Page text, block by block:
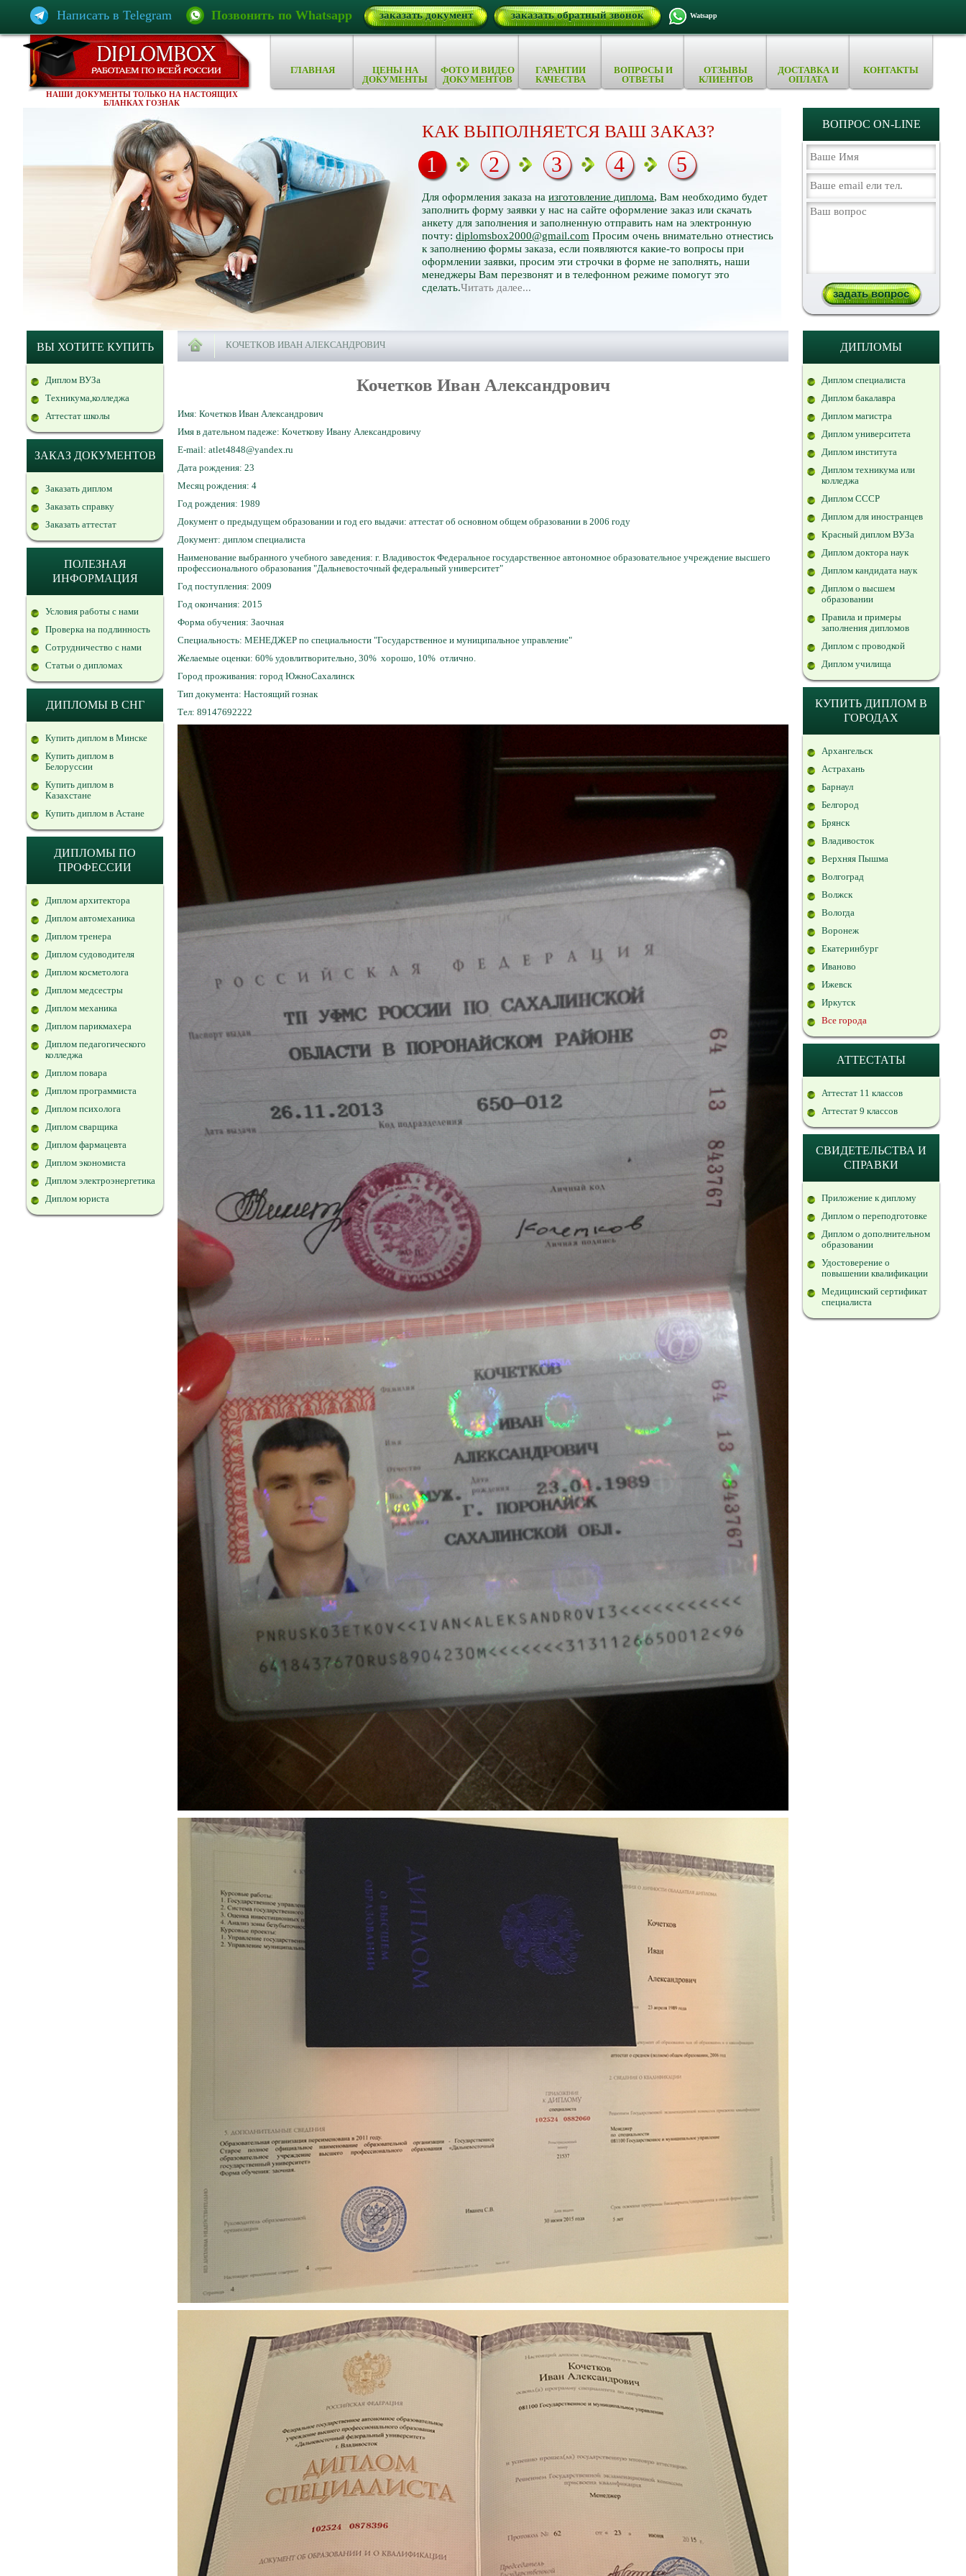
Написать в Telegram Позвонить по Whatsapp заказать документ заказать обратный звонок Watsapp
НАШИ ДОКУМЕНТЫ ТОЛЬКО НА НАСТОЯЩИХ
БЛАНКАХ ГОЗНАК
ГЛАВНАЯ
ЦЕНЫ НА
ДОКУМЕНТЫ
ФОТО И ВИДЕО
ДОКУМЕНТОВ
ГАРАНТИИ
КАЧЕСТВА
ВОПРОСЫ И
ОТВЕТЫ
ОТЗЫВЫ
КЛИЕНТОВ
ДОСТАВКА И
ОПЛАТА
КОНТАКТЫ
КАК ВЫПОЛНЯЕТСЯ ВАШ ЗАКАЗ?
Для оформления заказа на изготовление диплома, Вам необходимо будет
заполнить форму заявки у нас на сайте оформление заказ или скачать
анкету для заполнения и заполненную отправить нам на электронную
почту: diplomsbox2000@gmail.com Просим очень внимательно отнестись
к заполнению формы заказа, если появляются какие-то вопросы при
оформлении заявки, просим эти строчки в форме не заполнять, наши
менеджеры Вам перезвонят и в телефонном режиме помогут это
сделать.Читать далее...
1 2 3 4 5
ВОПРОС ON-LINE
ВЫ ХОТИТЕ КУПИТЬ
Диплом ВУЗа
Техникума,колледжа
Аттестат школы
ЗАКАЗ ДОКУМЕНТОВ
Заказать диплом
Заказать справку
Заказать аттестат
ПОЛЕЗНАЯ
ИНФОРМАЦИЯ
Условия работы с нами
Проверка на подлинность
Сотрудничество с нами
Статьи о дипломах
ДИПЛОМЫ В СНГ
Купить диплом в Минске
Купить диплом в
Белоруссии
Купить диплом в
Казахстане
Купить диплом в Астане
ДИПЛОМЫ ПО
ПРОФЕССИИ
Диплом архитектора
Диплом автомеханика
Диплом тренера
Диплом судоводителя
Диплом косметолога
Диплом медсестры
Диплом механика
Диплом парикмахера
Диплом педагогического
колледжа
Диплом повара
Диплом программиста
Диплом психолога
Диплом сварщика
Диплом фармацевта
Диплом экономиста
Диплом электроэнергетика
Диплом юриста
КОЧЕТКОВ ИВАН АЛЕКСАНДРОВИЧ
Кочетков Иван Александрович
Имя: Кочетков Иван Александрович
Имя в дательном падеже: Кочеткову Ивану Александровичу
E-mail: atlet4848@yandex.ru
Дата рождения: 23
Месяц рождения: 4
Год рождения: 1989
Документ о предыдущем образовании и год его выдачи: аттестат об основном общем образовании в 2006 году
Документ: диплом специалиста
Наименование выбранного учебного заведения: г. Владивосток Федеральное государственное автономное образовательное учреждение высшего
профессионального образования "Дальневосточный федеральный университет"
Год поступления: 2009
Год окончания: 2015
Форма обучения: Заочная
Специальность: МЕНЕДЖЕР по специальности "Государственное и муниципальное управление"
Желаемые оценки: 60% удовлитворительно, 30% ­ хорошо, 10% ­ отлично.
Город проживания: город ЮжноСахалинск
Тип документа: Настоящий гознак
Тел: 89147692222
ДИПЛОМЫ
Диплом специалиста
Диплом бакалавра
Диплом магистра
Диплом университета
Диплом института
Диплом техникума или
колледжа
Диплом СССР
Диплом для иностранцев
Красный диплом ВУЗа
Диплом доктора наук
Диплом кандидата наук
Диплом о высшем
образовании
Правила и примеры
заполнения дипломов
Диплом с проводкой
Диплом училища
КУПИТЬ ДИПЛОМ В
ГОРОДАХ
Архангельск
Астрахань
Барнаул
Белгород
Брянск
Владивосток
Верхняя Пышма
Волгоград
Волжск
Вологда
Воронеж
Екатеринбург
Иваново
Ижевск
Иркутск
Все города
АТТЕСТАТЫ
Аттестат 11 классов
Аттестат 9 классов
СВИДЕТЕЛЬСТВА И
СПРАВКИ
Приложение к диплому
Диплом о переподготовке
Диплом о дополнительном
образовании
Удостоверение о
повышении квалификации
Медицинский сертификат
специалиста